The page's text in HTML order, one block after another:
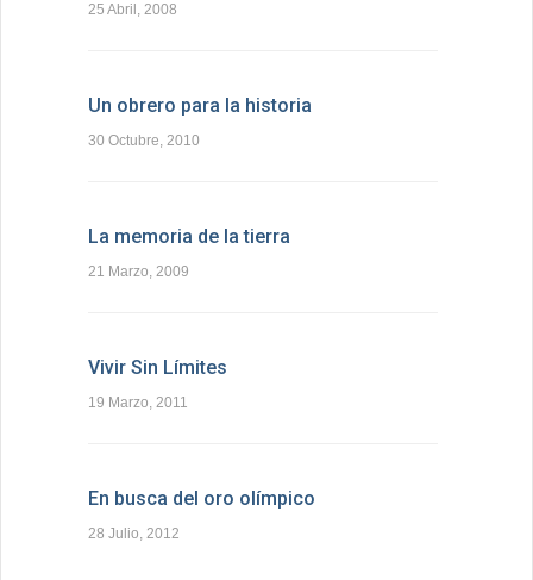
25 Abril, 2008
Un obrero para la historia
30 Octubre, 2010
La memoria de la tierra
21 Marzo, 2009
Vivir Sin Límites
19 Marzo, 2011
En busca del oro olímpico
28 Julio, 2012